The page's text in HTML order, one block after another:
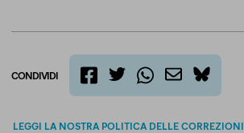
CONDIVIDI
bluesky
LEGGI LA NOSTRA POLITICA DELLE CORREZIONI